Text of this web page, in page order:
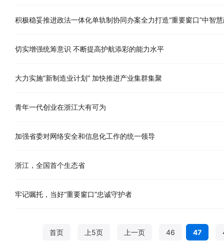
积极稳妥推进政法一体化单轨制协同办案全力打造“重要窗口”中智
切实增强统筹意识 不断提高护航添彩的能力水平
大力实施“新制造业计划” 加快推进产业集群集聚
青年一代创业在浙江大有可为
加强省委对网络安全和信息化工作的统一领导
浙江，全国首个生态省
牢记嘱托，当好“重要窗口”忠诚守护者
首页 上5页 上一页 46 47